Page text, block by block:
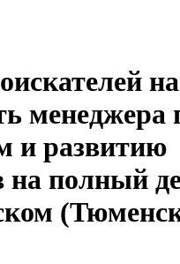
на
менеджера
и развитию
на полный